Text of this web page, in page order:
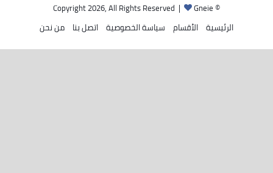
© Copyright 2026, All Rights Reserved |
Gneie
الرئيسية الأقسام سياسة الخصوصية اتصل بنا من نحن